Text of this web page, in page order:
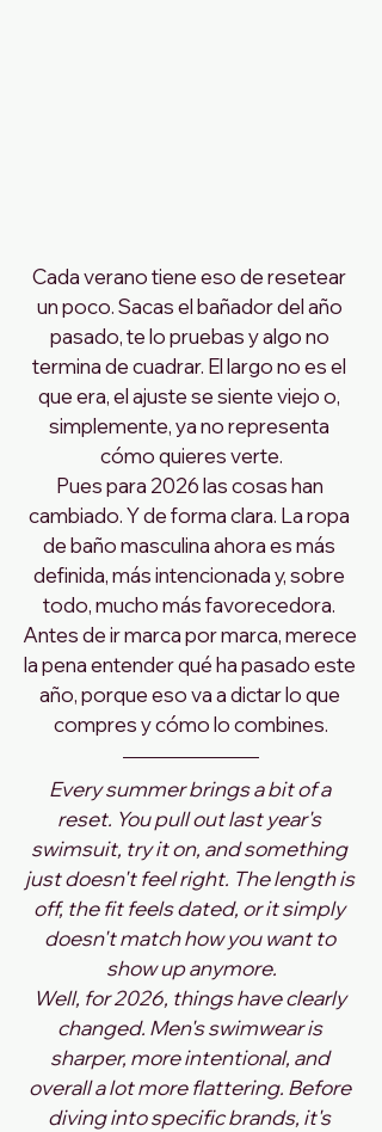
Cada verano tiene eso de resetear
un poco. Sacas el bañador del año
pasado, te lo pruebas y algo no
termina de cuadrar. El largo no es el
que era, el ajuste se siente viejo o,
simplemente, ya no representa
cómo quieres verte.
Pues para 2026 las cosas han
cambiado. Y de forma clara. La ropa
de baño masculina ahora es más
definida, más intencionada y, sobre
todo, mucho más favorecedora.
Antes de ir marca por marca, merece
la pena entender qué ha pasado este
año, porque eso va a dictar lo que
compres y cómo lo combines.
Every summer brings a bit of a
reset. You pull out last year's
swimsuit, try it on, and something
just doesn't feel right. The length is
off, the fit feels dated, or it simply
doesn't match how you want to
show up anymore.
Well, for 2026, things have clearly
changed. Men's swimwear is
sharper, more intentional, and
overall a lot more flattering. Before
diving into specific brands, it's